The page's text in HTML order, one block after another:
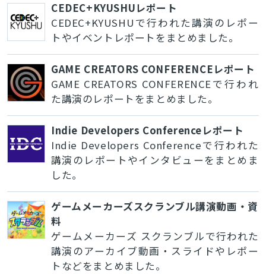
CEDEC+KYUSHUレポート
CEDEC+KYUSHUで行われた講演のレポー
トやイベントレポートをまとめました。
GAME CREATORS CONFERENCEレポート
GAME CREATORS CONFERENCEで行われ
た講演のレポートをまとめました。
Indie Developers Conferenceレポート
Indie Developers Conferenceで行われた
講演のレポートやインタビューをまとめま
した。
ゲームメーカーズスクランブル講演動画・資
料
ゲームメーカーズ スクランブルで行われた
講演のアーカイブ動画・スライドやレポー
トなどをまとめました。